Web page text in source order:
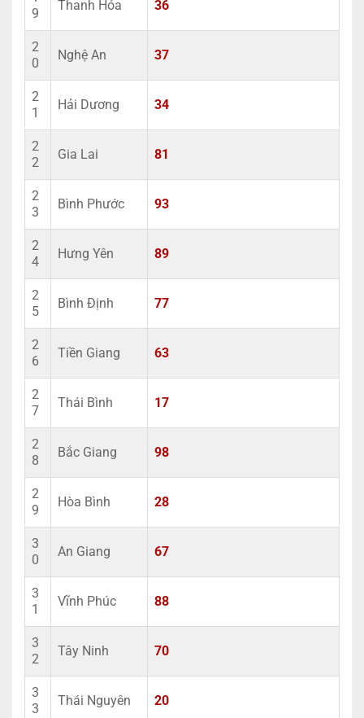
9
Thanh Hóa 36
2
0
Nghệ An 37
2
1
Hải Dương 34
2
2
Gia Lai 81
2
3
Bình Phước 93
2
4
Hưng Yên 89
2
5
Bình Định 77
2
6
Tiền Giang 63
2
7
Thái Bình 17
2
8
Bắc Giang 98
2
9
Hòa Bình 28
3
0
An Giang 67
3
1
Vĩnh Phúc 88
3
2
Tây Ninh 70
3
3
Thái Nguyên 20